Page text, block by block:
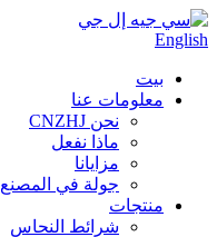
English
بيت
معلومات عنا
نحن CNZHJ
ماذا نفعل
مزايانا
جولة في المصنع
منتجات
شرائط النحاس